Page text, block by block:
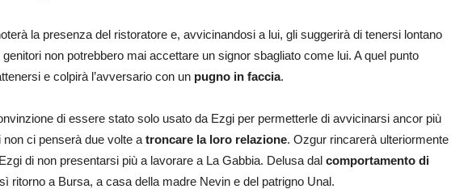
la presenza del ristoratore e, avvicinandosi a lui, gli suggerirà di tenersi lontano
non potrebbero mai accettare un signor sbagliato come lui. A quel punto
e colpirà l’avversario con un pugno in faccia.
di essere stato solo usato da Ezgi per permetterle di avvicinarsi ancor più
ci penserà due volte a troncare la loro relazione. Ozgur rincarerà ulteriormente
di non presentarsi più a lavorare a La Gabbia. Delusa dal comportamento di
ritorno a Bursa, a casa della madre Nevin e del patrigno Unal.